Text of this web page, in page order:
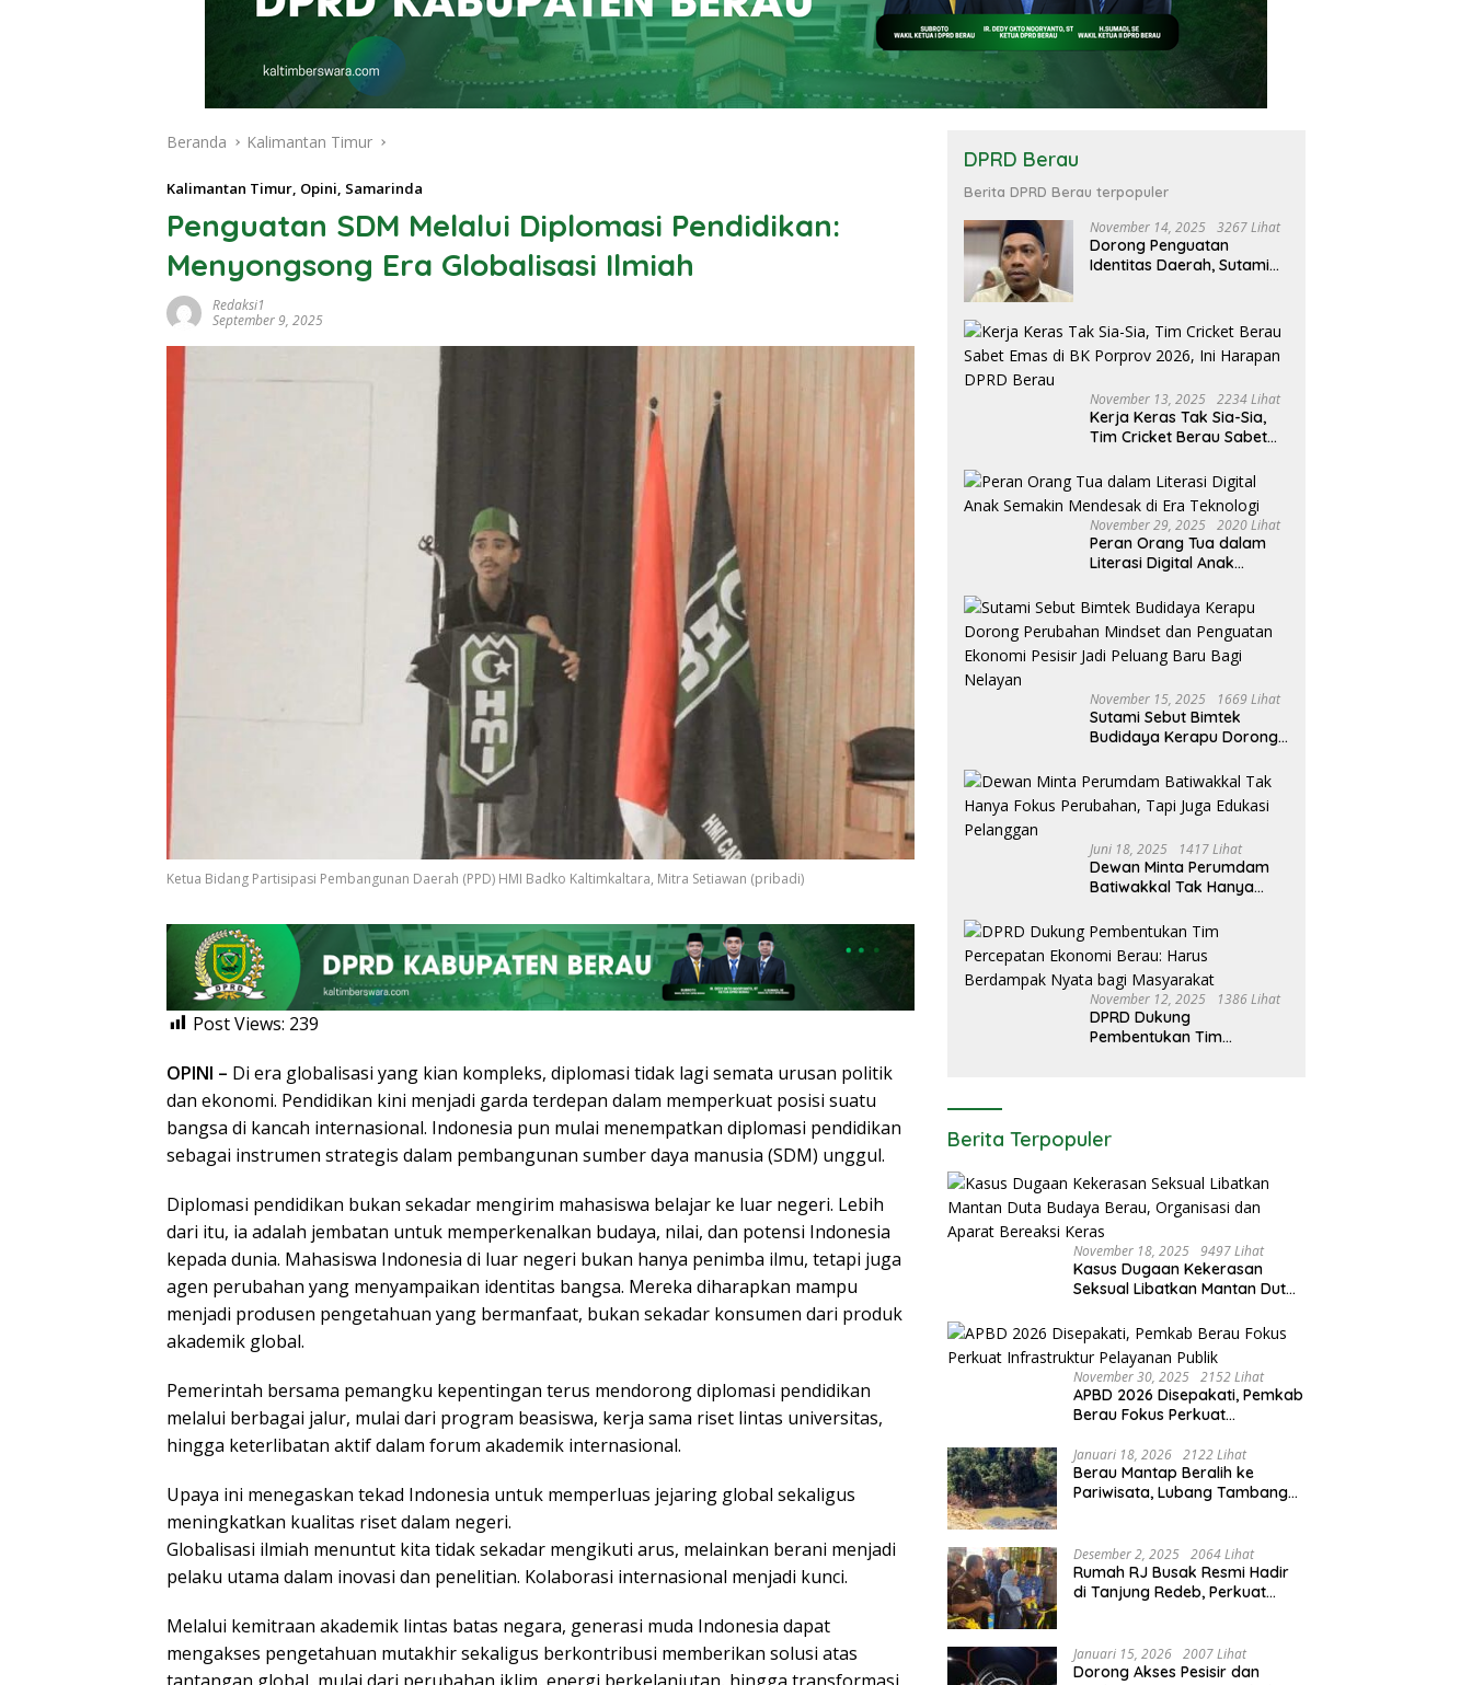
Beranda Kalimantan Timur
Kalimantan Timur, Opini, Samarinda
Penguatan SDM Melalui Diplomasi Pendidikan:
Menyongsong Era Globalisasi Ilmiah
Redaksi1
September 9, 2025
Ketua Bidang Partisipasi Pembangunan Daerah (PPD) HMI Badko Kaltimkaltara, Mitra Setiawan (pribadi)
Post Views: 239
OPINI – Di era globalisasi yang kian kompleks, diplomasi tidak lagi semata urusan politik
dan ekonomi. Pendidikan kini menjadi garda terdepan dalam memperkuat posisi suatu
bangsa di kancah internasional. Indonesia pun mulai menempatkan diplomasi pendidikan
sebagai instrumen strategis dalam pembangunan sumber daya manusia (SDM) unggul.
Diplomasi pendidikan bukan sekadar mengirim mahasiswa belajar ke luar negeri. Lebih
dari itu, ia adalah jembatan untuk memperkenalkan budaya, nilai, dan potensi Indonesia
kepada dunia. Mahasiswa Indonesia di luar negeri bukan hanya penimba ilmu, tetapi juga
agen perubahan yang menyampaikan identitas bangsa. Mereka diharapkan mampu
menjadi produsen pengetahuan yang bermanfaat, bukan sekadar konsumen dari produk
akademik global.
Pemerintah bersama pemangku kepentingan terus mendorong diplomasi pendidikan
melalui berbagai jalur, mulai dari program beasiswa, kerja sama riset lintas universitas,
hingga keterlibatan aktif dalam forum akademik internasional.
Upaya ini menegaskan tekad Indonesia untuk memperluas jejaring global sekaligus
meningkatkan kualitas riset dalam negeri.
Globalisasi ilmiah menuntut kita tidak sekadar mengikuti arus, melainkan berani menjadi
pelaku utama dalam inovasi dan penelitian. Kolaborasi internasional menjadi kunci.
Melalui kemitraan akademik lintas batas negara, generasi muda Indonesia dapat
mengakses pengetahuan mutakhir sekaligus berkontribusi memberikan solusi atas
tantangan global, mulai dari perubahan iklim, energi berkelanjutan, hingga transformasi
DPRD Berau
Berita DPRD Berau terpopuler
November 14, 2025 3267 Lihat
Dorong Penguatan
Identitas Daerah, Sutami
Tari Berau
November 13, 2025 2234 Lihat
Kerja Keras Tak Sia-Sia,
Tim Cricket Berau Sabet
Ini Harapan DPRD Berau
November 29, 2025 2020 Lihat
Peran Orang Tua dalam
Literasi Digital Anak
Teknologi
November 15, 2025 1669 Lihat
Sutami Sebut Bimtek
Budidaya Kerapu Dorong
Penguatan Ekonomi Pesisir
Jadi Peluang Baru Bagi
Nelayan
Juni 18, 2025 1417 Lihat
Dewan Minta Perumdam
Batiwakkal Tak Hanya
Juga Edukasi Pelanggan
November 12, 2025 1386 Lihat
DPRD Dukung
Pembentukan Tim
Berita Terpopuler
November 18, 2025 9497 Lihat
Kasus Dugaan Kekerasan
Seksual Libatkan Mantan Duta
Aparat Bereaksi Keras
November 30, 2025 2152 Lihat
APBD 2026 Disepakati, Pemkab
Berau Fokus Perkuat
Januari 18, 2026 2122 Lihat
Berau Mantap Beralih ke
Pariwisata, Lubang Tambang
Desember 2, 2025 2064 Lihat
Rumah RJ Busak Resmi Hadir
di Tanjung Redeb, Perkuat
Januari 15, 2026 2007 Lihat
Dorong Akses Pesisir dan